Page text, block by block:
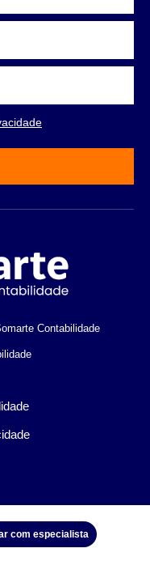
Contabilidade
com especialista